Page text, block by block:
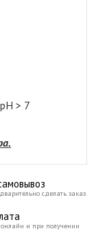
> 7
сделать заказ
и при получении